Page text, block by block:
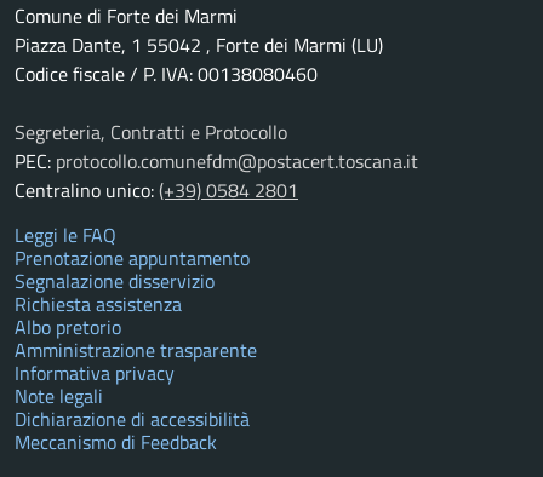
Comune di Forte dei Marmi
Piazza Dante, 1 55042 , Forte dei Marmi (LU)
Codice fiscale / P. IVA: 00138080460
Segreteria, Contratti e Protocollo
PEC: protocollo.comunefdm@postacert.toscana.it
Centralino unico:(+39) 0584 2801
Leggi le FAQ
Prenotazione appuntamento
Segnalazione disservizio
Richiesta assistenza
Albo pretorio
Amministrazione trasparente
Informativa privacy
Note legali
Dichiarazione di accessibilità
Meccanismo di Feedback